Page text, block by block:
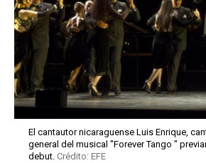
El cantautor nicaraguense Luis Enrique,
general del musical "Forever Tango "
debut. Crédito: EFE